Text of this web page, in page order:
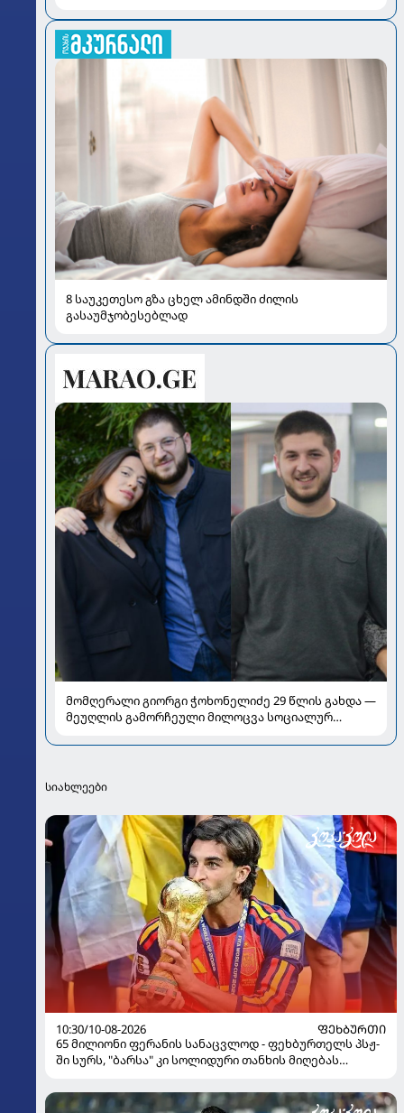
8 საუკეთესო გზა ცხელ ამინდში ძილის
გასაუმჯობესებლად
მომღერალი გიორგი ჭოხონელიძე 29 წლის გახდა —
მეუღლის გამორჩეული მილოცვა სოციალურ
სიახლეები
10:30/10-08-2026
ᲤᲔᲮᲑᲣᲠᲗᲘ
65 მილიონი ფერანის სანაცვლოდ - ფეხბურთელს პსჟ-
ში სურს, "ბარსა" კი სოლიდური თანხის მიღებას